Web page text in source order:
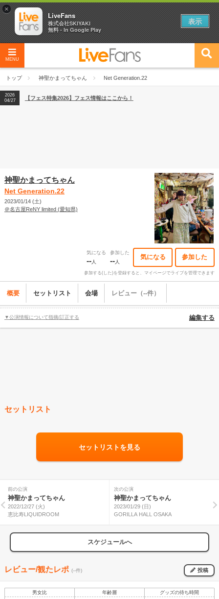
MENU
トップ 神聖かまってちゃん Net Generation.22
2026
04/27
2026
【ライブ動員ランキング】2026年上半期編発表！
2026
04/27
【フェス特集2026】フェス情報はここから！
神聖かまってちゃん
Net Generation.22
2023/01/14 (土)
＠名古屋ReNY limited (愛知県)
気になる
--人
参加した
--人
気になる 参加した
参加する(した)を登録すると、マイページでライブを管理できます
概要 セットリスト 会場 レビュー（--件）
▼公演情報について指摘/訂正する 編集する
セットリスト
セットリストを見る
前の公演
神聖かまってちゃん
2022/12/27 (火)
恵比寿LIQUIDROOM
次の公演
神聖かまってちゃん
2023/01/29 (日)
GORILLA HALL OSAKA
スケジュールへ
レビュー/観たレポ (--件) 投稿
男女比 年齢層 グッズの待ち時間
×
LiveFans
株式会社SKIYAKI
無料 - In Google Play
表示